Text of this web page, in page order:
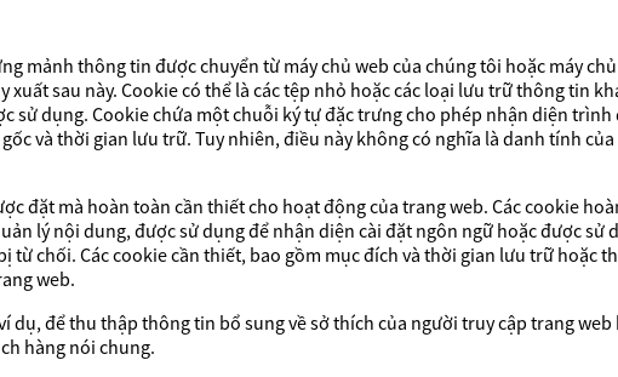
mảnh thông tin được chuyển từ máy chủ web của chúng tôi hoặc máy
xuất sau này. Cookie có thể là các tệp nhỏ hoặc các loại lưu trữ thông tin
sử dụng. Cookie chứa một chuỗi ký tự đặc trưng cho phép nhận diện
và thời gian lưu trữ. Tuy nhiên, điều này không có nghĩa là danh tính
đặt mà hoàn toàn cần thiết cho hoạt động của trang web. Các cookie
lý nội dung, được sử dụng để nhận diện cài đặt ngôn ngữ hoặc được sử
từ chối. Các cookie cần thiết, bao gồm mục đích và thời gian lưu trữ hoặc
web.
dụ, để thu thập thông tin bổ sung về sở thích của người truy cập trang
hàng nói chung.